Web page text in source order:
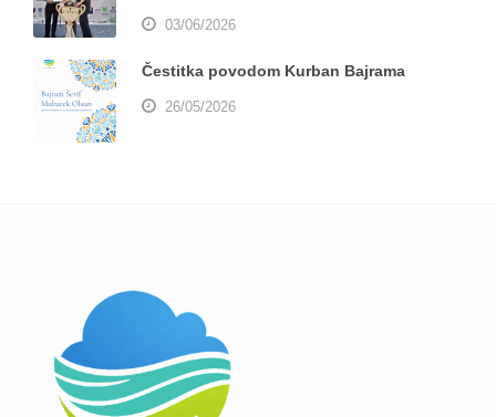
03/06/2026
Čestitka povodom Kurban Bajrama
26/05/2026